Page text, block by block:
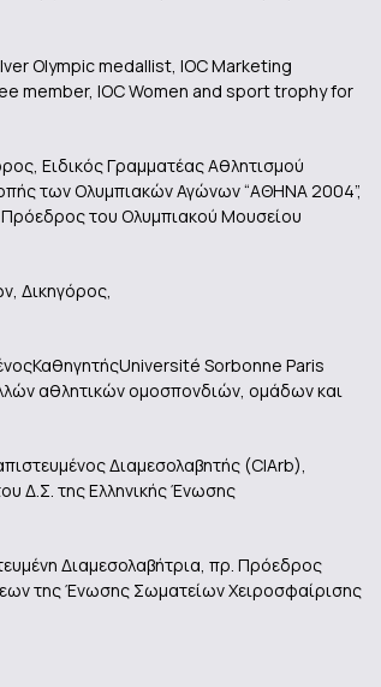
Olympic medallist, IOC Marketing
member, IOC Women and sport trophy for
Ειδικός Γραμματέας Αθλητισμού
των Ολυμπιακών Αγώνων “ΑΘΗΝΑ 2004”,
του Ολυμπιακού Μουσείου
Δικηγόρος,
Sorbonne Paris
αθλητικών ομοσπονδιών, ομάδων και
Διαμεσολαβητής (CIArb),
Δ.Σ. της Ελληνικής Ένωσης
Διαμεσολαβήτρια, πρ. Πρόεδρος
της Ένωσης Σωματείων Χειροσφαίρισης